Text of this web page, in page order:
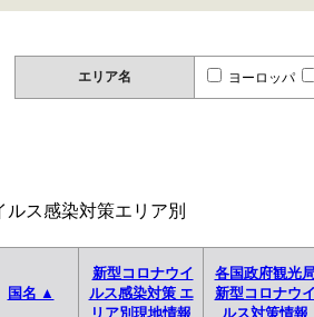
エリア名 ヨーロッパ
ルス感染対策エリア別
国名 ▲
新型コロナウイ
ルス感染対策 エ
リア別現地情報
各国政府観光
新型コロナウ
ルス対策情報